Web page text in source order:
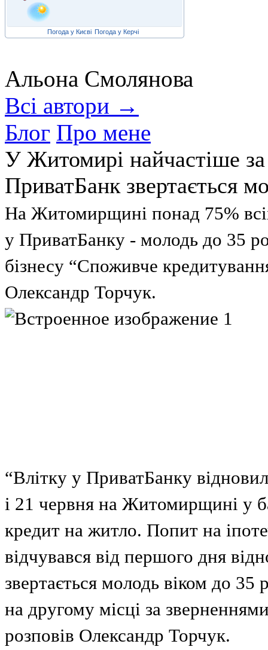
Погода у Києві Погода у Керчі
Альона Смолянова
Всі автори →
Блог Про мене
У Житомирі найчастіше
ПриватБанк звертається
На Житомирщині понад 75%
у ПриватБанку - молодь до 35
бізнесу “Споживче
Олександр Торчук.
“Влітку у ПриватБанку
і 21 червня на Житомирщині у
кредит на житло. Попит на
відчувався від першого дня
звертається молодь віком до 35
на другому місці за
розповів Олександр Торчук.